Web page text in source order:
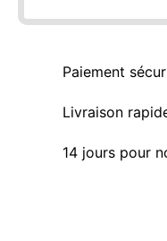
Paiement
Livraison
14 jours pour